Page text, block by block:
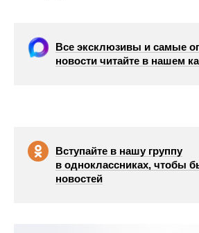
Все эксклюзивы и самые
новости читайте в нашем
Вступайте в нашу группу
в одноклассниках, чтобы
новостей